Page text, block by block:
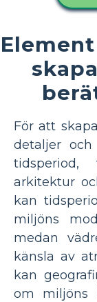
För att
detaljer
arkitektur
kan
miljöns
medan
känsla av
kan
om miljöns